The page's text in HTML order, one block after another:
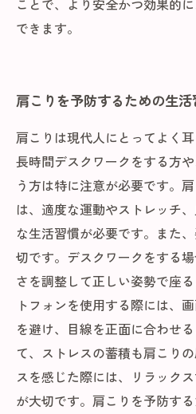
ことで、より安全かつ効果的
できます。
肩こりを予防するための生活
肩こりは現代人にとってよく
長時間デスクワークをする方
う方は特に注意が必要です。
は、適度な運動やストレッチ
な生活習慣が必要です。また
切です。デスクワークをする
さを調整して正しい姿勢で座
トフォンを使用する際には、
を避け、目線を正面に合わせ
て、ストレスの蓄積も肩こり
スを感じた際には、リラック
が大切です。肩こりを予防す